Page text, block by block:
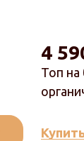
Топ на
4